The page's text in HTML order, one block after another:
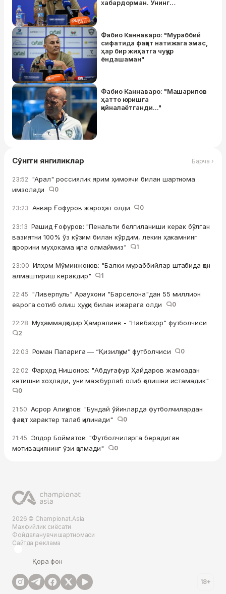
хабардорман. Унинг
Фабио Каннаваро: "Мураббий
сифатида фақат натижага эмас,
ҳар бир жиҳатга чуқур
ёндашаман"
Фабио Каннаваро: "Машарипов
ҳатто юришга
қийналаётганди..."
Сўнгги янгиликлар Барча ›
23:52 "Арал" россиялик ярим ҳимоячи билан шартнома
имзолади
0
23:23 Анвар Ғофуров жароҳат олди 0
23:13 Рашид Ғофуров: "Пенальти белгиланиши керак бўлган
вазиятни 100% ўз кўзим билан кўрдим, лекин ҳакамнинг
қарорини муҳокама қила олмаймиз"
1
23:00 Илҳом Мўминжонов: "Балки мураббийлар штабида қон
алмаштириш керакдир"
1
22:45 "Ливерпуль" Араухони "Барселона"дан 55 миллион
еврога сотиб олиш ҳуқуқи билан ижарага олди
0
22:28 Муҳаммадқодир Ҳамралиев - "Навбаҳор" футболчиси
2
22:03 Роман Папарига — “Қизилқум” футболчиси 0
22:02 Фарҳод Нишонов: "Абдуғафур Ҳайдаров жамоадан
кетишни хоҳлади, уни мажбурлаб олиб қолишни истамадик"
0
21:50 Асрор Алиқулов: "Бундай ўйинларда футболчилардан
фақат характер талаб қилинади"
0
21:45 Элдор Бойматов: "Футболчиларга берадиган
мотивациянинг ўзи қолмади"
0
2026 © Championat.Asia
Махфийлик сиёсати
Фойдаланувчи шартномаси
Сайтда реклама
Қора фон
18+